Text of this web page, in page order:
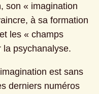
son « imagination
à sa formation
les « champs
la psychanalyse.
est sans
derniers numéros